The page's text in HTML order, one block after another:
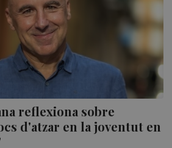
reflexiona sobre
d'atzar en la joventut en